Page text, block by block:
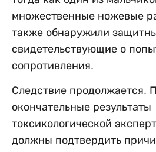
множественные ножевые
также обнаружили
свидетельствующие о
сопротивления.
Следствие продолжается.
окончательные результаты
токсикологической
должны подтвердить